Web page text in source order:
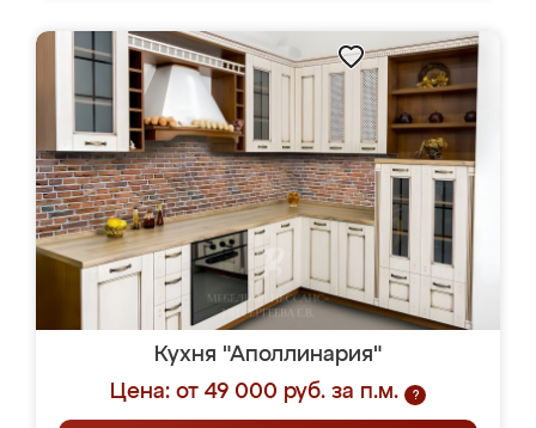
Кухня "Аполлинария"
Цена: от 49 000 руб. за п.м.
?